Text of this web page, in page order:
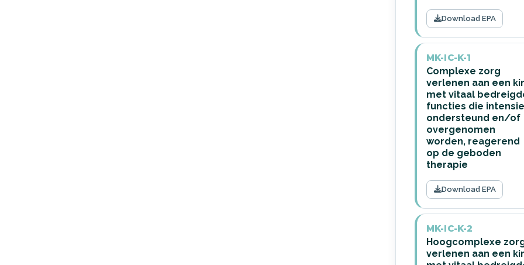
Download EPA
MK-IC-K-1
Complexe zorg
verlenen aan een
met vitaal
functies die
ondersteund en/of
overgenomen
worden, reagerend
op de geboden
therapie
Download EPA
MK-IC-K-2
Hoogcomplexe
verlenen aan een